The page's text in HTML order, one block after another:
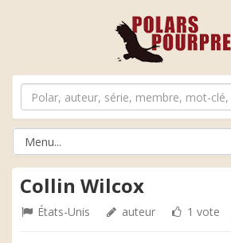
Collin Wilcox
États-Unis auteur 1 vote